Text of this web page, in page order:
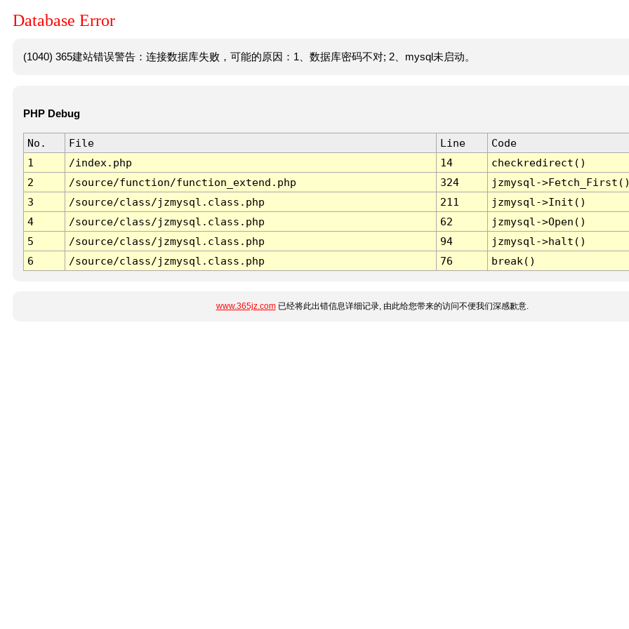
Database Error
(1040) 365建站错误警告：连接数据库失败，可能的原因：1、数据库密码不对; 2、mysql未启动。
PHP Debug
No. File Line
Code
1
/index.php 14
checkredirect()
2
/source/function/function_extend.php 324
jzmysql-
3
/source/class/jzmysql.class.php 211
jzmysql->Init()
4
/source/class/jzmysql.class.php 62
jzmysql->Open()
5
/source/class/jzmysql.class.php 94
jzmysql->halt()
6
/source/class/jzmysql.class.php 76 break()
www.365jz.com已经将此出错信息详细记录, 由此给您带来的访问不便我们深感歉意.